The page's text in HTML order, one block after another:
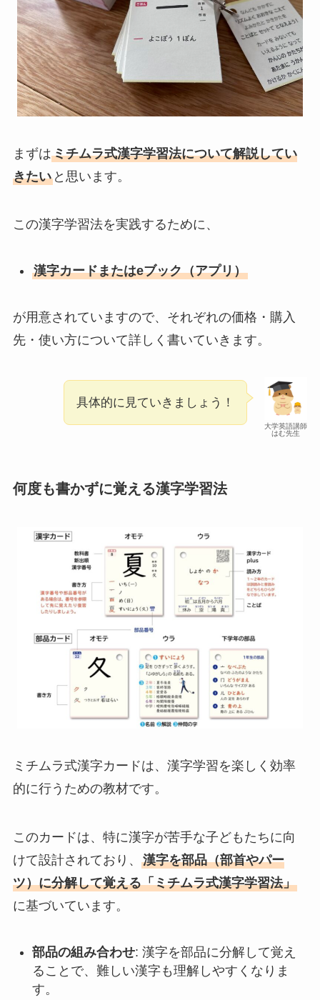
まずはミチムラ式漢字学習法について解説してい
きたいと思います。
この漢字学習法を実践するために、
漢字カードまたはeブック（アプリ）
が用意されていますので、それぞれの価格・購入
先・使い方について詳しく書いていきます。
大学英語講師
はむ先生
具体的に見ていきましょう！
何度も書かずに覚える漢字学習法
ミチムラ式漢字カードは、漢字学習を楽しく効率
的に行うための教材です。
このカードは、特に漢字が苦手な子どもたちに向
けて設計されており、 漢字を部品（部首やパー
ツ）に分解して覚える「ミチムラ式漢字学習法」
に基づいています。
部品の組み合わせ: 漢字を部品に分解して覚え
ることで、難しい漢字も理解しやすくなりま
す。